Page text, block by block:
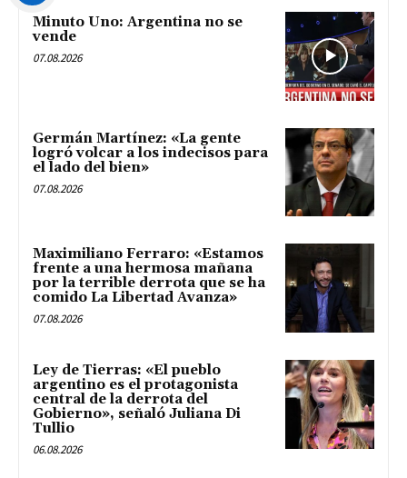
Minuto Uno: Argentina no se
vende
07.08.2026
Germán Martínez: «La gente
logró volcar a los indecisos para
el lado del bien»
07.08.2026
Maximiliano Ferraro: «Estamos
frente a una hermosa mañana
por la terrible derrota que se ha
comido La Libertad Avanza»
07.08.2026
Ley de Tierras: «El pueblo
argentino es el protagonista
central de la derrota del
Gobierno», señaló Juliana Di
Tullio
06.08.2026
LinkedIn